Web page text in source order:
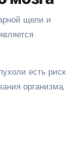
щели и
есть риск
организма,